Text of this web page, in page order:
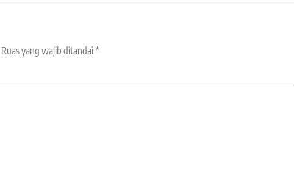
Ruas yang wajib ditandai*